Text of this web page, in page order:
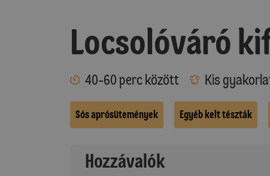
Locsolóváró
40-60 perc között Kis
Sós aprósütemények Egyéb kelt tészták
Hozzávalók